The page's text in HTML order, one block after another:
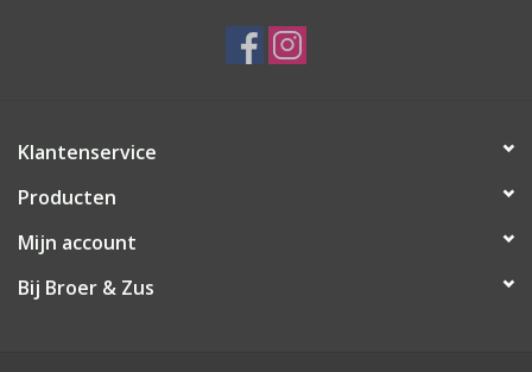
Klantenservice
Producten
Mijn account
Bij Broer & Zus